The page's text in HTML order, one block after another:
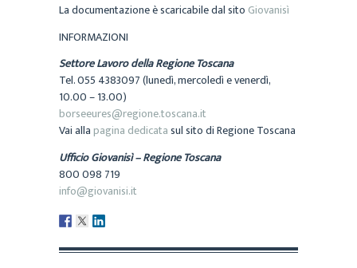
La documentazione è scaricabile dal sito Giovanisì
INFORMAZIONI
Settore Lavoro della Regione Toscana
Tel. 055 4383097 (lunedì, mercoledì e venerdì,
10.00 – 13.00)
borseeures@regione.toscana.it
Vai allapagina dedicatasul sito di Regione Toscana
Ufficio Giovanisì – Regione Toscana
800 098 719
info@giovanisi.it